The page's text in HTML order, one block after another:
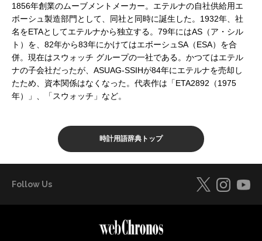
1856年創業のムーブメントメーカー。エテルナの自社供給用エ
ボーシュ製造部門として、同社と同時に誕生した。1932年、社
名をETAとしてエテルナから独立する。79年にはAS（ア・シル
ト）を、82年から83年にかけてはエボーシュSA（ESA）を合
併。現在はスウォッチ グループの一社である。かつてはエテル
ナの子会社だったが、ASUAG-SSIHが84年にエテルナを売却し
たため、資本関係はなくなった。代表作は「ETA2892（1975
年）」、「スウォッチ」など。
時計用語辞典トップ
Follow Us